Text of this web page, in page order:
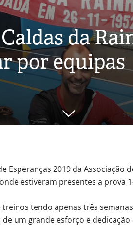
da
por equipas
Esperanças 2019 da Associação
estiveram presentes a prova
tendo apenas três semanas
um grande esforço e dedicação